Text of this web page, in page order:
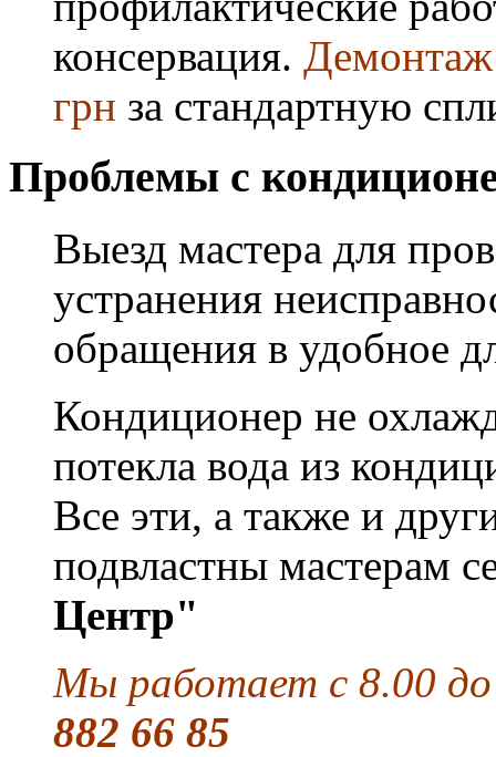
консервация.
грн за стандартную
Проблемы с
Выезд мастера для
устранения
обращения в удобное
Кондиционер не
потекла вода из
Все эти, а также и
подвластны мастерам
Центр"
Мы работает с 8.00
882 66 85